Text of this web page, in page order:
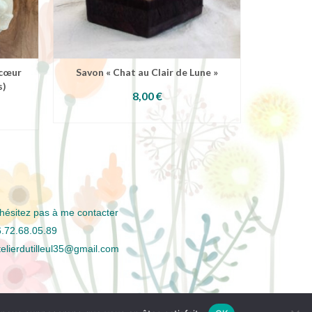
Savon « Chat au Clair de Lune »
8,00€
AJOUTER AU PANIER
pas à me contacter